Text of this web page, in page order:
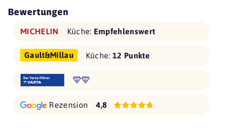
Bewertungen
MICHELIN Küche: Empfehlenswert
Gault&Millau Küche:12 Punkte
Rezension 4,8